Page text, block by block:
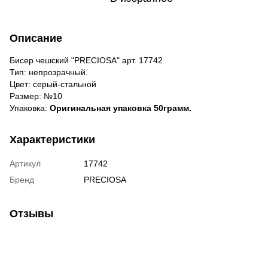
Описание
Бисер чешский "PRECIOSA" арт. 17742
Тип: непрозрачный.
Цвет: серый-стальной
Размер: №10
Упаковка: Оригинальная упаковка 50грамм.
Характеристики
Артикул
17742
Бренд
PRECIOSA
Отзывы